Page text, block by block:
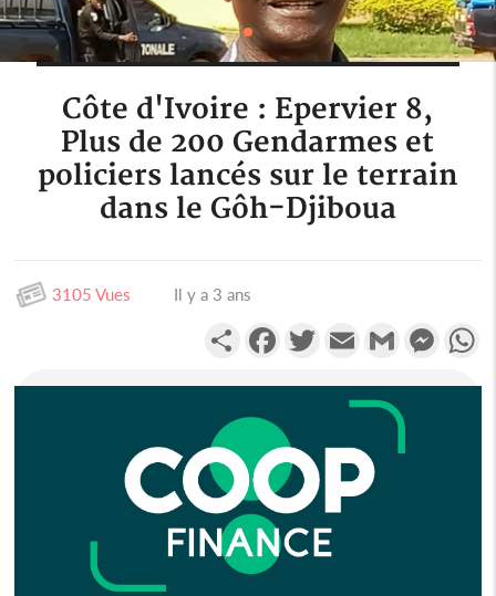
Côte d'Ivoire : Epervier 8,
Plus de 200 Gendarmes et
policiers lancés sur le terrain
dans le Gôh-Djiboua
3105 Vues Il y a 3 ans
PartagerFacebookTwitterEmail Gmail